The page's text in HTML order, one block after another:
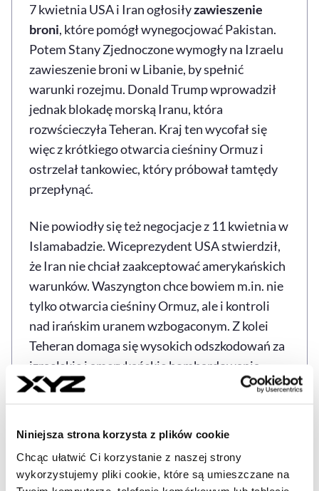
Niniejsza strona korzysta z plików cookie
Chcąc ułatwić Ci korzystanie z naszej strony
wykorzystujemy pliki cookie, które są umieszczane na
7 kwietnia USA i Iran ogłosiłyzawieszenie
broni, które pomógł wynegocjować Pakistan.
Potem Stany Zjednoczone wymogły na Izraelu
zawieszenie broni w Libanie, by spełnić
warunki rozejmu. Donald Trump wprowadził
jednak blokadę morską Iranu, która
rozwścieczyła Teheran. Kraj ten wycofał się
więc z krótkiego otwarcia cieśniny Ormuz i
ostrzelał tankowiec, który próbował tamtędy
przepłynąć.
Nie powiodły się też negocjacje z 11 kwietnia w
Islamabadzie. Wiceprezydent USA stwierdził,
że Iran nie chciał zaakceptować amerykańskich
warunków. Waszyngton chce bowiem m.in. nie
tylko otwarcia cieśniny Ormuz, ale i kontroli
nad irańskim uranem wzbogaconym. Z kolei
Teheran domaga się wysokich odszkodowań za
izraelskie i amerykańskie bombardowania.
irańską marynarkę wojenną i siły powietrzne
oraz zdziesiątkowały obronę powietrzną. Iran z
kolei zablokował cieśninę Ormuz, czyli